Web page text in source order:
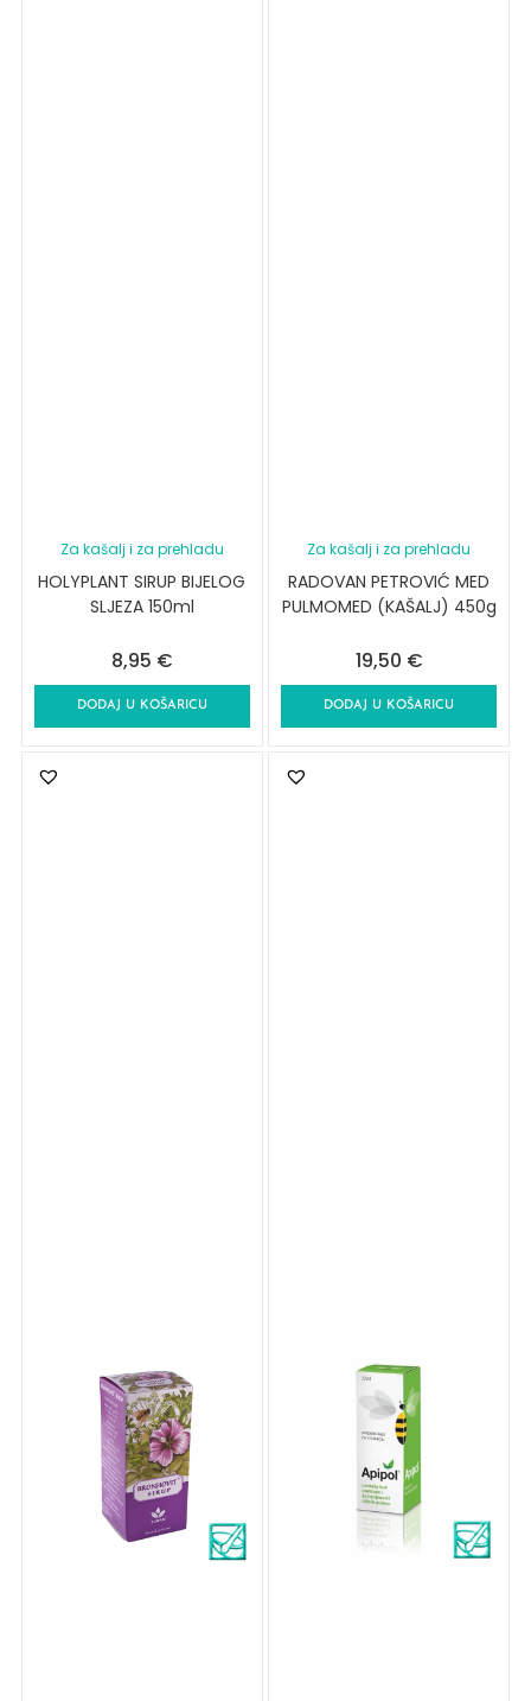
Za kašalj i za prehladu
HOLYPLANT SIRUP BIJELOG
SLJEZA 150ml
8,95 €
DODAJ U KOŠARICU
Za kašalj i za prehladu
RADOVAN PETROVIĆ MED
PULMOMED (KAŠALJ) 450g
19,50 €
DODAJ U KOŠARICU